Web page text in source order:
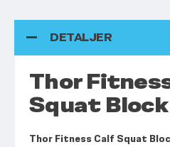
DETALJER
Thor
Squat Block
Thor Fitness Calf Squat